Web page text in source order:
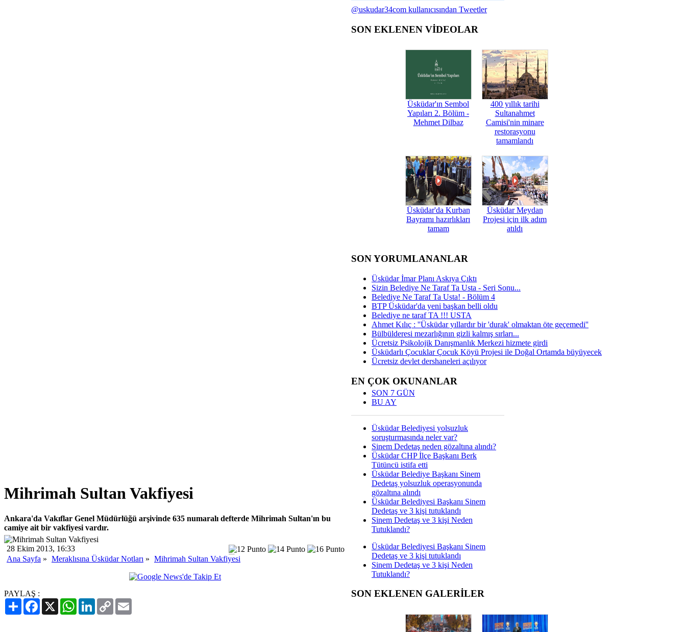
Mihrimah Sultan Vakfiyesi
Ankara'da Vakıflar Genel Müdürlüğü arşivinde 635 numaralı defterde Mihrimah Sultan'ın bu
camiye ait bir vakfiyesi vardır.
28 Ekim 2013, 16:33
Ana Sayfa » Meraklısına Üsküdar Notları » Mihrimah Sultan Vakfiyesi
PAYLAŞ :
PaylaşFacebook
X WhatsAppLinkedIn
Copy
Link
@uskudar34com kullanıcısından Tweetler
SON EKLENEN VİDEOLAR
Üsküdar'ın Sembol
Yapıları 2. Bölüm -
Mehmet Dilbaz
400 yıllık tarihi
Sultanahmet
Camisi'nin minare
restorasyonu
tamamlandı
Üsküdar'da Kurban
Bayramı hazırlıkları
tamam
Üsküdar Meydan
Projesi için ilk adım
atıldı
SON YORUMLANANLAR
Üsküdar İmar Planı Askıya Çıktı
Sizin Belediye Ne Taraf Ta Usta - Seri Sonu...
Belediye Ne Taraf Ta Usta! - Bölüm 4
BTP Üsküdar'da yeni başkan belli oldu
Belediye ne taraf TA !!! USTA
Ahmet Kılıç : ''Üsküdar yıllardır bir 'durak' olmaktan öte geçemedi''
Bülbülderesi mezarlığının gizli kalmış sırları...
Ücretsiz Psikolojik Danışmanlık Merkezi hizmete girdi
Üsküdarlı Çocuklar Çocuk Köyü Projesi ile Doğal Ortamda büyüyecek
Ücretsiz devlet dershaneleri açılıyor
EN ÇOK OKUNANLAR
SON 7 GÜN
BU AY
Üsküdar Belediyesi yolsuzluk
soruşturmasında neler var?
Sinem Dedetaş neden gözaltına alındı?
Üsküdar CHP İlçe Başkanı Berk
Tütüncü istifa etti
Üsküdar Belediye Başkanı Sinem
Dedetaş yolsuzluk operasyonunda
gözaltına alındı
Üsküdar Belediyesi Başkanı Sinem
Dedetaş ve 3 kişi tutuklandı
Sinem Dedetaş ve 3 kişi Neden
Tutuklandı?
Üsküdar Belediyesi Başkanı Sinem
Dedetaş ve 3 kişi tutuklandı
Sinem Dedetaş ve 3 kişi Neden
Tutuklandı?
SON EKLENEN GALERİLER